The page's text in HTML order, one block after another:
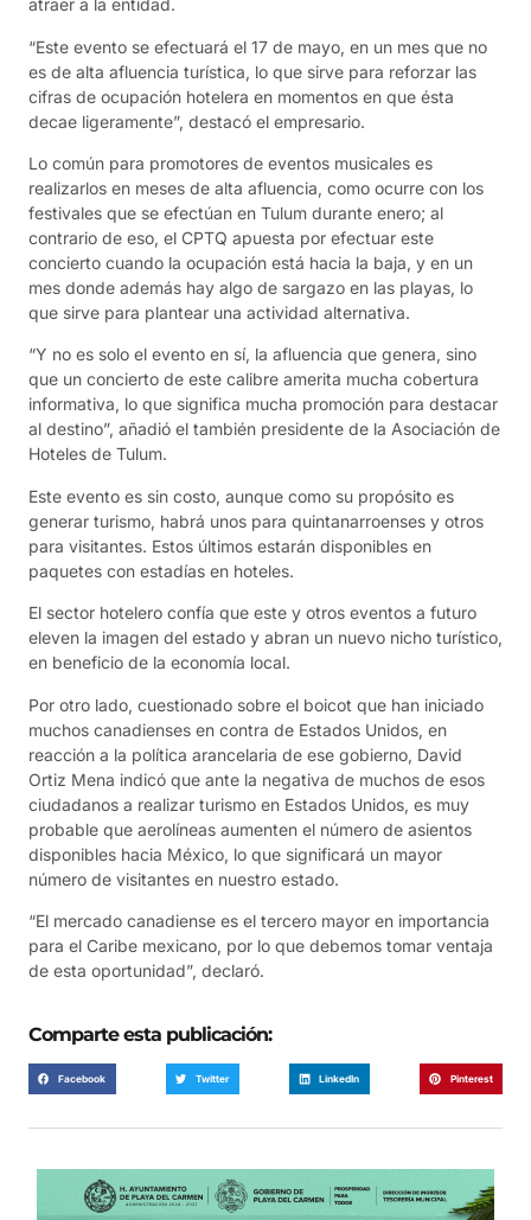
atraer a la entidad.
“Este evento se efectuará el 17 de mayo, en un mes que no
es de alta afluencia turística, lo que sirve para reforzar las
cifras de ocupación hotelera en momentos en que ésta
decae ligeramente”, destacó el empresario.
Lo común para promotores de eventos musicales es
realizarlos en meses de alta afluencia, como ocurre con los
festivales que se efectúan en Tulum durante enero; al
contrario de eso, el CPTQ apuesta por efectuar este
concierto cuando la ocupación está hacia la baja, y en un
mes donde además hay algo de sargazo en las playas, lo
que sirve para plantear una actividad alternativa.
“Y no es solo el evento en sí, la afluencia que genera, sino
que un concierto de este calibre amerita mucha cobertura
informativa, lo que significa mucha promoción para destacar
al destino”, añadió el también presidente de la Asociación de
Hoteles de Tulum.
Este evento es sin costo, aunque como su propósito es
generar turismo, habrá unos para quintanarroenses y otros
para visitantes. Estos últimos estarán disponibles en
paquetes con estadías en hoteles.
El sector hotelero confía que este y otros eventos a futuro
eleven la imagen del estado y abran un nuevo nicho turístico,
en beneficio de la economía local.
Por otro lado, cuestionado sobre el boicot que han iniciado
muchos canadienses en contra de Estados Unidos, en
reacción a la política arancelaria de ese gobierno, David
Ortiz Mena indicó que ante la negativa de muchos de esos
ciudadanos a realizar turismo en Estados Unidos, es muy
probable que aerolíneas aumenten el número de asientos
disponibles hacia México, lo que significará un mayor
número de visitantes en nuestro estado.
“El mercado canadiense es el tercero mayor en importancia
para el Caribe mexicano, por lo que debemos tomar ventaja
de esta oportunidad”, declaró.
Comparte esta publicación:
Facebook Twitter LinkedIn Pinterest